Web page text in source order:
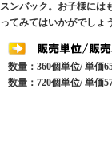
スンバック。お子様には
ってみてはいかがでしょ
数量：360個単位/ 単価
数量：720個単位/ 単価